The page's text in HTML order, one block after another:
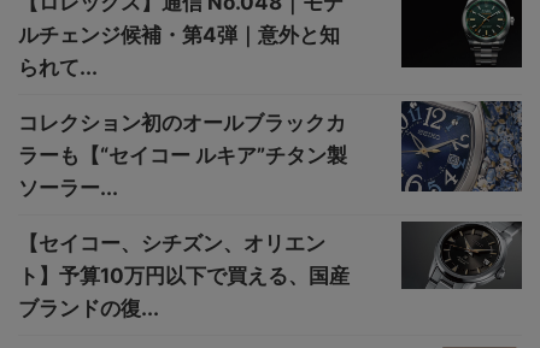
ルチェンジ候補・第4弾｜意外と知
られて...
コレクション初のオールブラックカ
ラーも【“セイコー ルキア”チタン製
ソーラー...
【セイコー、シチズン、オリエン
ト】予算10万円以下で買える、国産
ブランドの復...